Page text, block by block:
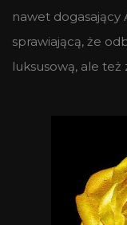
nawet dogasający
sprawiającą, że
luksusową, ale też